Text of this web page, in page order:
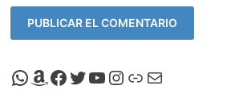
Canal de Whatsapp de Viscalacant
Comprar en Amazon
Facebook de Viscalacant
Twitter de Viscalacant
Canal de Youtube de Viscalacant
Instagram de Viscalacant
Viscalacant en Polkaverse
Correo electrónico